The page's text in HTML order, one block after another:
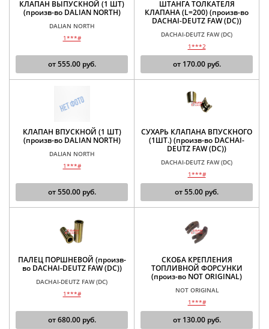
КЛАПАН ВЫПУСКНОЙ (1 ШТ)
(произв-во DALIAN NORTH)
DALIAN NORTH
1***#
от555.00руб.
ШТАНГА ТОЛКАТЕЛЯ
КЛАПАНА (L=200) (произв-во
DACHAI-DEUTZ FAW (DC))
DACHAI-DEUTZ FAW (DC)
1***2
от 170.00руб.
КЛАПАН ВПУСКНОЙ (1 ШТ)
(произв-во DALIAN NORTH)
DALIAN NORTH
1***#
от550.00руб.
СУХАРЬ КЛАПАНА ВПУСКНОГО
(1ШТ.) (произв-во DACHAI-
DEUTZ FAW (DC))
DACHAI-DEUTZ FAW (DC)
1***#
от55.00 руб.
ПАЛЕЦ ПОРШНЕВОЙ (произв-
во DACHAI-DEUTZ FAW (DC))
DACHAI-DEUTZ FAW (DC)
1***#
от680.00руб.
СКОБА КРЕПЛЕНИЯ
ТОПЛИВНОЙ ФОРСУНКИ
(произ-во NOT ORIGINAL)
NOT ORIGINAL
1***#
от 130.00руб.